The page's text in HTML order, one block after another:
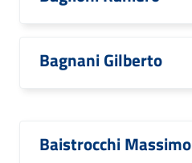
Bagnani Gilberto
Baistrocchi Massimo